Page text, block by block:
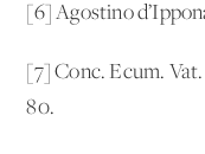
[6] Agostino
[7] Conc. Ecum.
80.